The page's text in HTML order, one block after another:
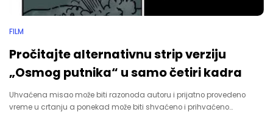
FILM
Pročitajte alternativnu strip verziju
„Osmog putnika“ u samo četiri kadra
Uhvaćena misao može biti razonoda autoru i prijatno provedeno
vreme u crtanju a ponekad može biti shvaćeno i prihvaćeno…